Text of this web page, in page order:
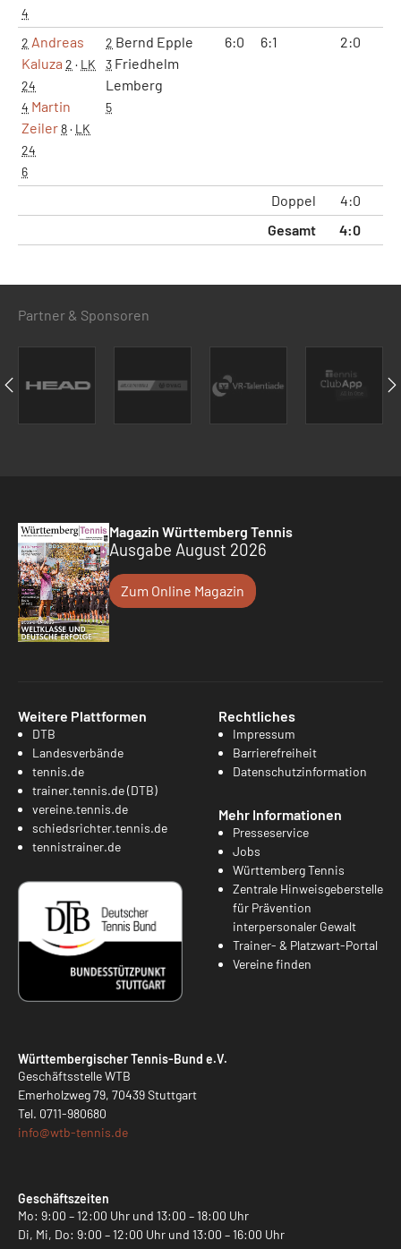
4
2 Andreas
Kaluza 2 · LK
24
4 Martin
Zeiler8· LK
24
6
2 Bernd Epple
3 Friedhelm
Lemberg
5
6:0 6:1 2:0
Doppel 4:0
Gesamt
4:0
Partner & Sponsoren
Magazin Württemberg Tennis
Ausgabe August 2026
Zum Online Magazin
Weitere Plattformen
DTB
Landesverbände
tennis.de
trainer.tennis.de (DTB)
vereine.tennis.de
schiedsrichter.tennis.de
tennistrainer.de
Rechtliches
Impressum
Barrierefreiheit
Datenschutzinformation
Mehr Informationen
Presseservice
Jobs
Württemberg Tennis
Zentrale Hinweisgeberstelle
für Prävention
interpersonaler Gewalt
Trainer- & Platzwart-Portal
Vereine finden
Württembergischer Tennis-Bund e.V.
Geschäftsstelle WTB
Emerholzweg 79, 70439 Stuttgart
Tel. 0711-980680
info@wtb-tennis.de
Geschäftszeiten
Mo: 9:00 – 12:00 Uhr und 13:00 – 18:00 Uhr
Di, Mi, Do: 9:00 – 12:00 Uhr und 13:00 – 16:00 Uhr